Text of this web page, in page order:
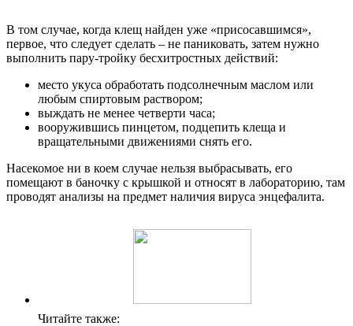
В том случае, когда клещ найден уже «присосавшимся»,
первое, что следует сделать – не паниковать, затем нужно
выполнить пару-тройку бесхитростных действий:
место укуса обработать подсолнечным маслом или
любым спиртовым раствором;
выждать не менее четверти часа;
вооружившись пинцетом, подцепить клеща и
вращательными движениями снять его.
Насекомое ни в коем случае нельзя выбрасывать, его
помещают в баночку с крышкой и относят в лабораторию, там
проводят анализы на предмет наличия вируса энцефалита.
Читайте также: